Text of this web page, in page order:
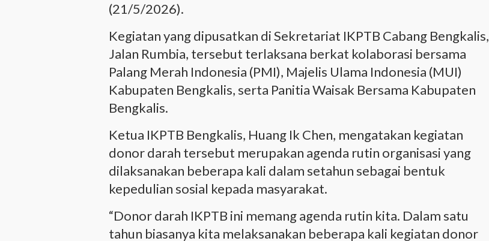
(21/5/2026).
Kegiatan yang dipusatkan di Sekretariat IKPTB Cabang Bengkalis,
Jalan Rumbia, tersebut terlaksana berkat kolaborasi bersama
Palang Merah Indonesia (PMI), Majelis Ulama Indonesia (MUI)
Kabupaten Bengkalis, serta Panitia Waisak Bersama Kabupaten
Bengkalis.
Ketua IKPTB Bengkalis, Huang Ik Chen, mengatakan kegiatan
donor darah tersebut merupakan agenda rutin organisasi yang
dilaksanakan beberapa kali dalam setahun sebagai bentuk
kepedulian sosial kepada masyarakat.
“Donor darah IKPTB ini memang agenda rutin kita. Dalam satu
tahun biasanya kita melaksanakan beberapa kali kegiatan donor